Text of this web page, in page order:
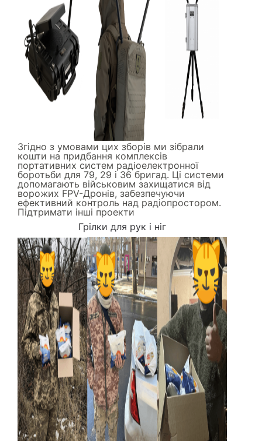
Згідно з умовами цих зборів ми зібрали
кошти на придбання комплексів
портативних систем радіоелектронної
боротьби для 79, 29 і 36 бригад. Ці системи
допомагають військовим захищатися від
ворожих FPV-Дронів, забезпечуючи
ефективний контроль над радіопростором.
Підтримати інші проекти
Грілки для рук і ніг